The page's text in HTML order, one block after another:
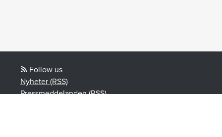
Follow us
Nyheter (RSS)
Pressmeddelanden (RSS)